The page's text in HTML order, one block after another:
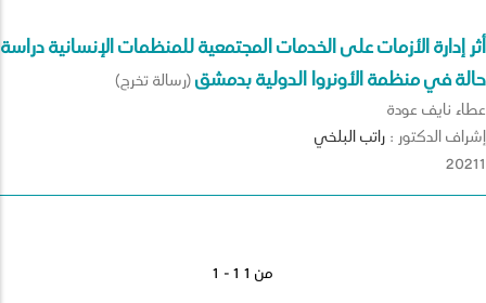
أثر إدارة الأزمات على الخدمات المجتمعية للمنظمات الإنسانية دراسة
حالة في منظمة الأونروا الدولية بدمشق(رسالة تخرج)
عطاء نايف عودة
إشراف الدكتور : راتبالبلخي
20211
1 - 1 من 1